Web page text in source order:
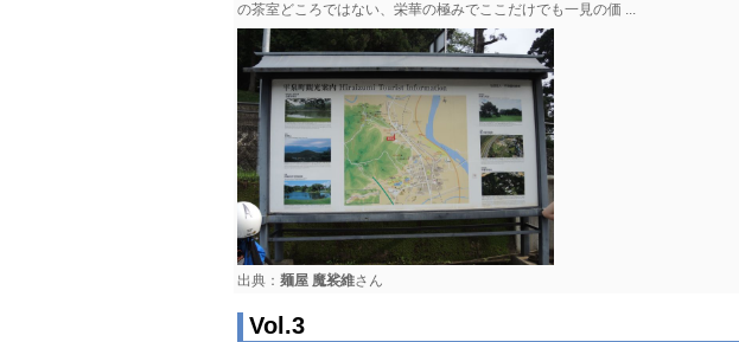
の茶室どころではない、栄華の極みでここだけでも一見の価 ...
出典： 麺屋 魔裟維さん
Vol.3